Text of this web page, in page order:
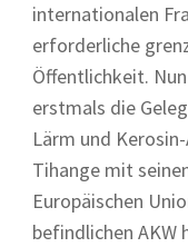
internationalen
erforderliche
Öffentlichkeit.
erstmals die
Lärm und
Tihange mit
Europäischen
befindlichen AKW